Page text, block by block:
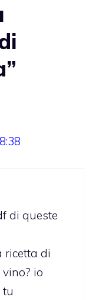
di queste
ricetta di
io